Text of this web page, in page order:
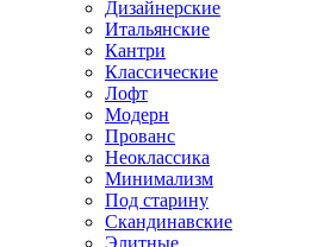
Дизайнерские
Итальянские
Кантри
Классические
Лофт
Модерн
Прованс
Неоклассика
Минимализм
Под старину
Скандинавские
Элитные